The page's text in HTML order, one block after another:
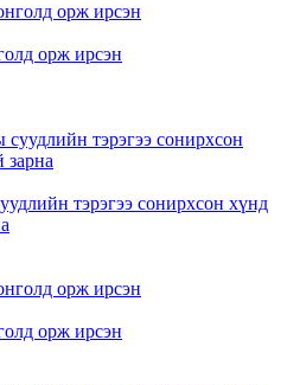
орж ирсэн
тэрэгээ сонирхсон хүнд
орж ирсэн